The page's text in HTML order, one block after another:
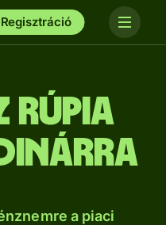
Regisztráció
rúpia
a piaci